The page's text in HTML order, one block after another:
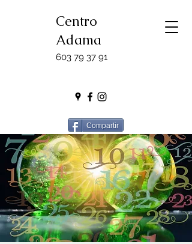
Centro
Adama
603 79 37 91
Compartir